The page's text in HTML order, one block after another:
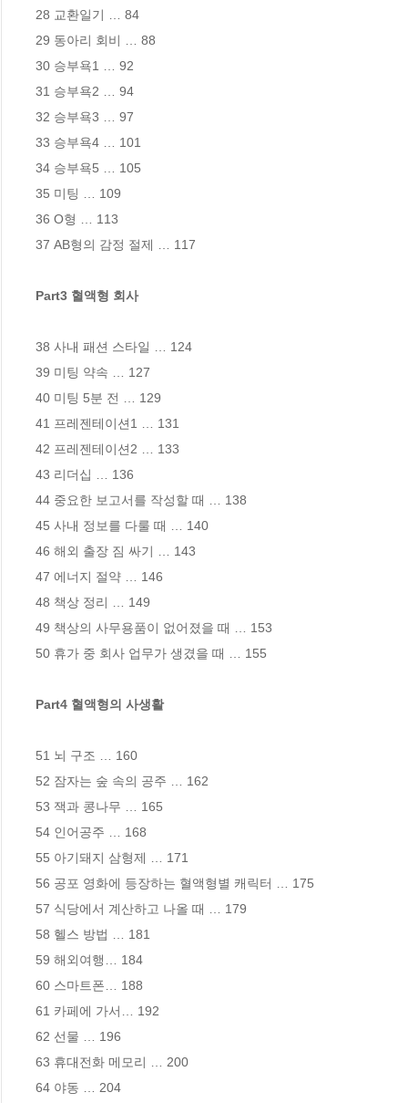
28 교환일기 … 84
29 동아리 회비 … 88
30 승부욕1 … 92
31 승부욕2 … 94
32 승부욕3 … 97
33 승부욕4 … 101
34 승부욕5 … 105
35 미팅 … 109
36 O형 … 113
37 AB형의 감정 절제 … 117
Part3 혈액형 회사
38 사내 패션 스타일 … 124
39 미팅 약속 … 127
40 미팅 5분 전 … 129
41 프레젠테이션1 … 131
42 프레젠테이션2 … 133
43 리더십 … 136
44 중요한 보고서를 작성할 때 … 138
45 사내 정보를 다룰 때 … 140
46 해외 출장 짐 싸기 … 143
47 에너지 절약 … 146
48 책상 정리 … 149
49 책상의 사무용품이 없어졌을 때 … 153
50 휴가 중 회사 업무가 생겼을 때 … 155
Part4 혈액형의 사생활
51 뇌 구조 … 160
52 잠자는 숲 속의 공주 … 162
53 잭과 콩나무 … 165
54 인어공주 … 168
55 아기돼지 삼형제 … 171
56 공포 영화에 등장하는 혈액형별 캐릭터 … 175
57 식당에서 계산하고 나올 때 … 179
58 헬스 방법 … 181
59 해외여행… 184
60 스마트폰… 188
61 카페에 가서… 192
62 선물 … 196
63 휴대전화 메모리 … 200
64 야동 … 204